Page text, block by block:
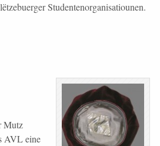
Studentenorganisatiounen.
Mutz
AVL eine